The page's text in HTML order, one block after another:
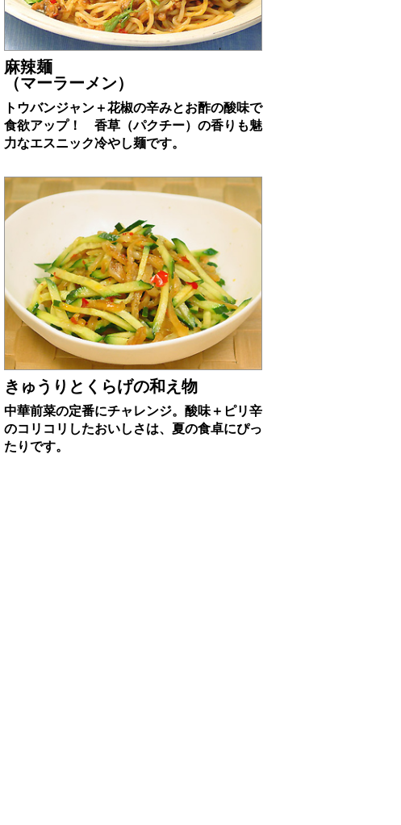
麻辣麺
（マーラーメン）
トウバンジャン＋花椒の辛みとお酢の酸味で
食欲アップ！ 香草（パクチー）の香りも魅
力なエスニック冷やし麺です。
きゅうりとくらげの和え物
中華前菜の定番にチャレンジ。酸味＋ピリ辛
のコリコリしたおいしさは、夏の食卓にぴっ
たりです。